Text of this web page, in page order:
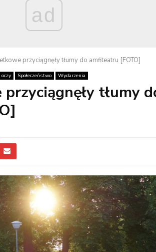
ad
przyciągnęły tłumy do amfiteatru [FOTO]
oczy Społeczeństwo Wydarzenia
tłumy